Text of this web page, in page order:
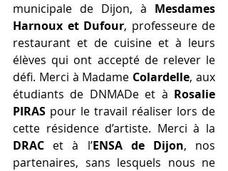
municipale de Dijon, à Mesdames
Harnoux et Dufour, professeure de
restaurant et de cuisine et à leurs
élèves qui ont accepté de relever le
défi. Merci à Madame Colardelle, aux
étudiants de DNMADe et à Rosalie
PIRAS pour le travail réaliser lors de
DRAC et à l’ENSA de Dijon, nos
partenaires, sans lesquels nous ne